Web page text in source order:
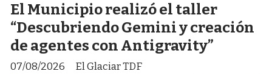
El Municipio realizó el taller
“Descubriendo Gemini y creación
de agentes con Antigravity”
El Glaciar TDF
07/08/2026